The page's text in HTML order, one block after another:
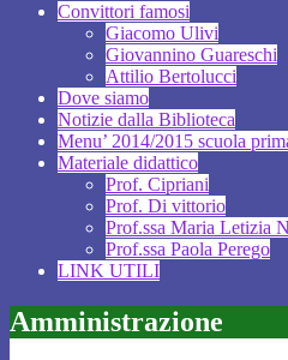
Convittori famosi
Giacomo Ulivi
Giovannino Guareschi
Attilio Bertolucci
Dove siamo
Notizie dalla Biblioteca
Menu’ 2014/2015 scuola
Materiale didattico
Prof. Cipriani
Prof. Di vittorio
Prof.ssa Maria Letizia
Prof.ssa Paola Perego
LINK UTILI
Amministrazione